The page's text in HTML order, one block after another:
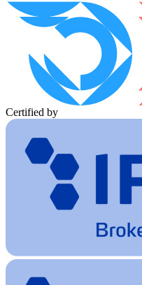
Certified by